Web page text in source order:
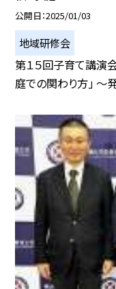
公開日 2025/01/03
地域研修会
第１５回子育て講演
庭での関わり方」 〜